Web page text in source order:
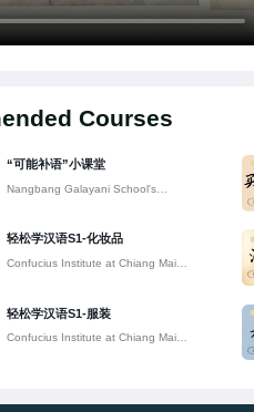
Courses
“可能补语”小课堂
Nangbang Galayani School's
轻松学汉语S1-化妆品
Confucius Institute at Chiang Mai
轻松学汉语S1-服装
Confucius Institute at Chiang Mai